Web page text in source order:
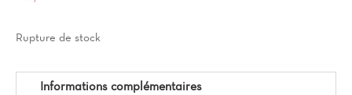
Rupture de stock
Informations complémentaires